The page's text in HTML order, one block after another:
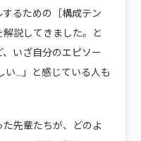
るための［構成テン
説してきました。と
いざ自分のエピソー
い…」と感じている人も
先輩たちが、どのよ